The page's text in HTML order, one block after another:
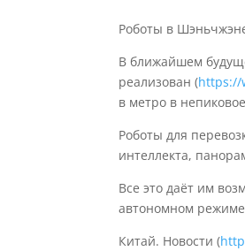
Роботы в
В ближайшем
реализован (https://
в метро в
Роботы для
интеллекта,
Все это даёт им
автономном
Китай. Новости (